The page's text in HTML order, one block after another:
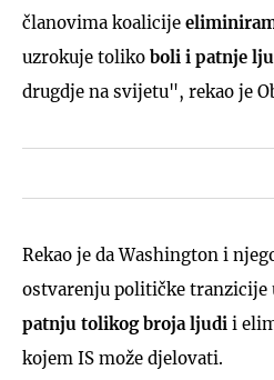
članovima koalicije
uzrokuje toliko boli i patnje
drugdje na svijetu", rekao je
Rekao je da Washington i
ostvarenju političke tranzicije
patnju tolikog broja ljudi i
kojem IS može djelovati.